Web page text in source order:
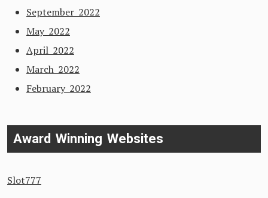
September 2022
May 2022
April 2022
March 2022
February 2022
Award Winning Websites
Slot777